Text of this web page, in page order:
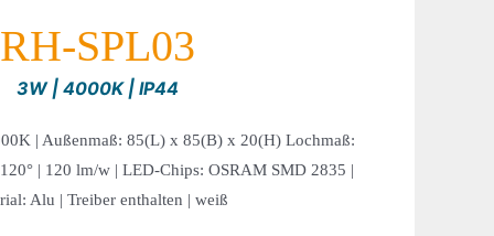
RH-SPL03
3W | 4000K | IP44
| Außenmaß: 85(L) x 85(B) x 20(H) Lochmaß:
| 120 lm/w | LED-Chips: OSRAM SMD 2835 |
Alu | Treiber enthalten | weiß